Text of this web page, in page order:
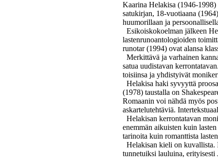
Kaarina Helakisa (1946-
satukirjan, 18-vuotiaana
huumorillaan ja
Esikoiskokoelman jälkeen
lastenrunoantologioiden
runotar (1994) ovat alansa
Merkittävä ja varhainen
satua uudistavan
toisiinsa ja yhdistyivät
Helakisa haki syvyyttä
(1978) taustalla on
Romaanin voi nähdä myös
askartelutehtäviä.
Helakisan kerrontatavan
enemmän aikuisten kuin
tarinoita kuin romanttista
Helakisan kieli on kuvallista.
tunnetuiksi lauluina,